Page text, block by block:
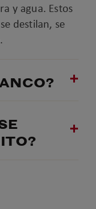
y agua. Estos
destilan, se